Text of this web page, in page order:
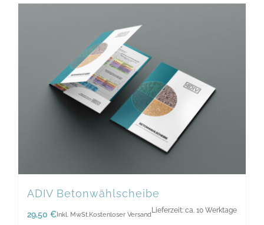
ADIV Betonwählscheibe
29,50 €Inkl. MwSt. Kostenloser Versand Lieferzeit: ca. 10 Werktage